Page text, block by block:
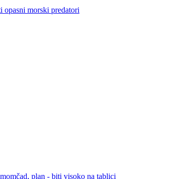
opasni morski predatori
plan - biti visoko na tablici